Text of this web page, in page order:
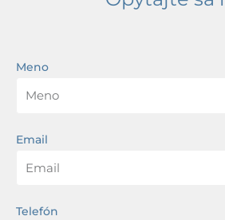
Meno
Email
Telefón